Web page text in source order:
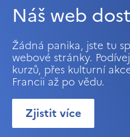
Náš web
Žádná panika, jste tu
webové stránky.
kurzů, přes kulturní
Francii až po vědu.
Zjistit více